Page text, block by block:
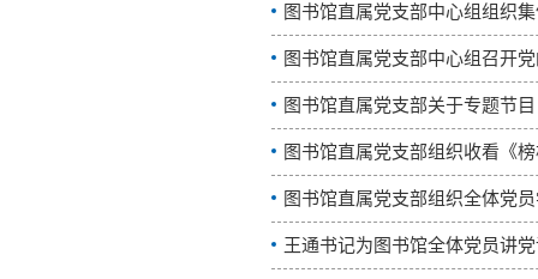
图书馆直属党支部中心组组织
图书馆直属党支部中心组召开
图书馆直属党支部关于专题节
图书馆直属党支部组织收看《
图书馆直属党支部组织全体党
王通书记为图书馆全体党员讲